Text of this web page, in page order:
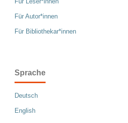
Für Autor*innen
Für Bibliothekar*innen
Sprache
Deutsch
English